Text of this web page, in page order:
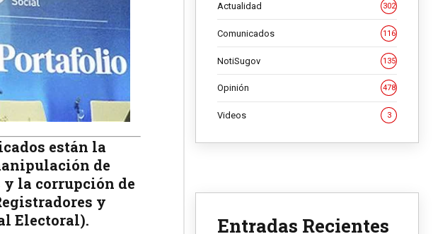
están la
de
la corrupción de
y
Electoral).
Actualidad 302
Comunicados 116
NotiSugov 135
Opinión 478
Videos 3
Entradas Recientes